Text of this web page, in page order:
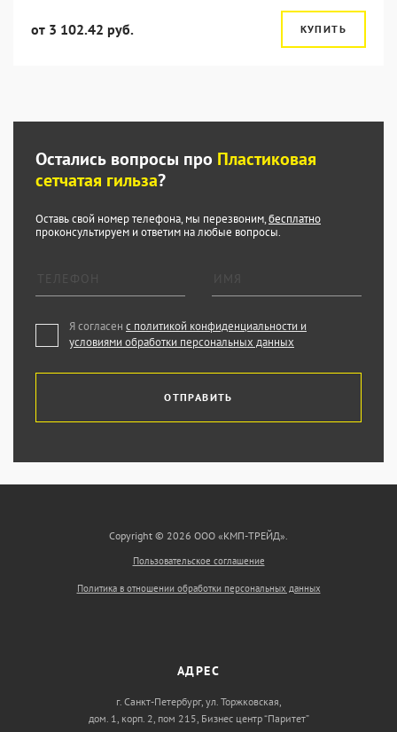
от 3 102.42 руб. КУПИТЬ
Остались вопросы про Пластиковая
сетчатая гильза?
Оставь свой номер телефона, мы перезвоним,бесплатно
проконсультируем и ответим на любые вопросы.
Я согласен с политикой конфиденциальности и
условиями обработки персональных данных
ОТПРАВИТЬ
Copyright © 2026 ООО «КМП-ТРЕЙД».
Пользовательское соглашение
Политика в отношении обработки персональных данных
АДРЕС
г. Санкт-Петербург, ул. Торжковская,
дом. 1, корп. 2, пом 215, Бизнес центр “Паритет”